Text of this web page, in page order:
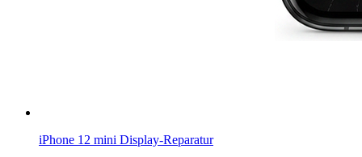
iPhone 12 mini Display-Reparatur